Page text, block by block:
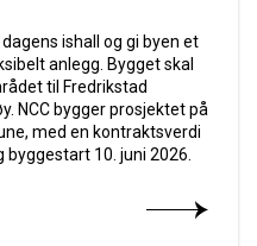
ishall og gi byen et
anlegg. Bygget skal
til Fredrikstad
NCC bygger prosjektet på
med en kontraktsverdi
byggestart 10. juni 2026.